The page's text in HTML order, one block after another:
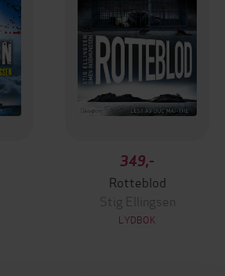
349,-
Rotteblod
Stig Ellingsen
LYDBOK